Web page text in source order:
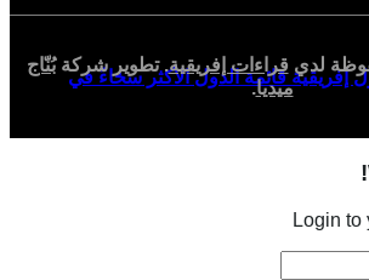
تحتل 6 دول إفريقية قائمة الدول الأكثر سخاءً في
لدي قراءات إفريقية. تطوير شركةبُنّاج
ميديا.
Login to